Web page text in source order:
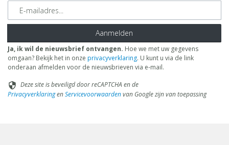
E-mailadres
Aanmelden
Ja, ik wil de nieuwsbrief ontvangen. Hoe we met uw gegevens
omgaan? Bekijk het in onze privacyverklaring. U kunt u via de link
onderaan afmelden voor de nieuwsbrieven via e-mail.
security Deze site is beveiligd door reCAPTCHA en de
PrivacyverklaringenServicevoorwaardenvan Google zijn van toepassing